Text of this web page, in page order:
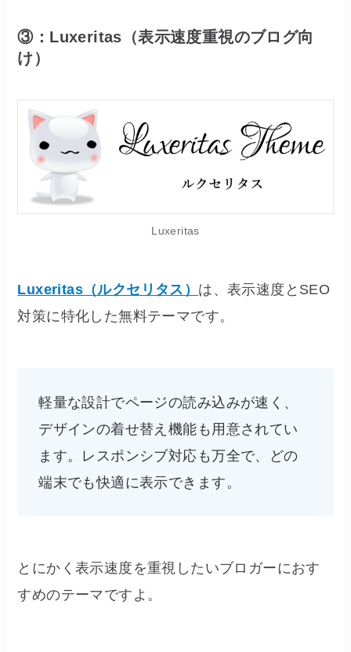
③：Luxeritas（表示速度重視のブログ向
け）
Luxeritas
Luxeritas（ルクセリタス） は、表示速度とSEO
対策に特化した無料テーマです。
軽量な設計でページの読み込みが速く、
デザインの着せ替え機能も用意されてい
ます。レスポンシブ対応も万全で、どの
端末でも快適に表示できます。
とにかく表示速度を重視したいブロガーにおす
すめのテーマですよ。